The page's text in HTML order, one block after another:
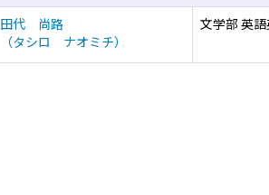
田代 尚路
（タシロ ナオミチ）
文学部 英